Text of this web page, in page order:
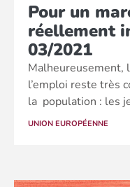
Pour un
réellement
03/2021
Malheureusement,
l’emploi reste très
la population : les
UNION EUROPÉENNE